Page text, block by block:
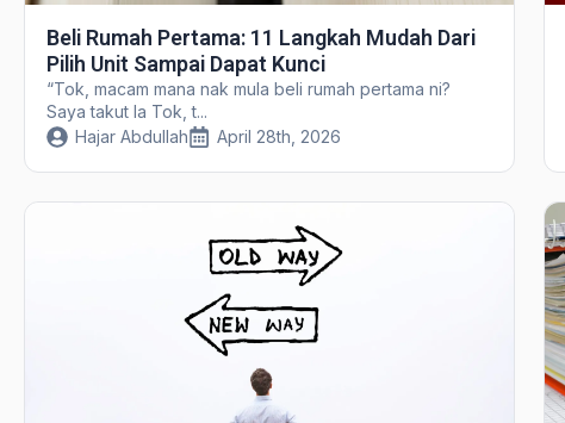
Beli Rumah Pertama: 11 Langkah Mudah Dari
Pilih Unit Sampai Dapat Kunci
“Tok, macam mana nak mula beli rumah pertama ni?
Saya takut la Tok, t...
Hajar Abdullah
April 28th, 2026